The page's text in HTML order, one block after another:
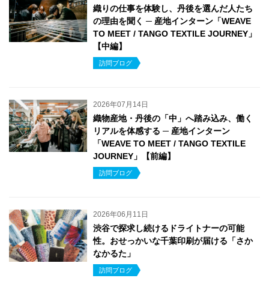
織りの仕事を体験し、丹後を選んだ人たち
の理由を聞く ─ 産地インターン「WEAVE
TO MEET / TANGO TEXTILE JOURNEY」
【中編】
訪問ブログ
2026年07月14日
織物産地・丹後の「中」へ踏み込み、働く
リアルを体感する ─ 産地インターン
「WEAVE TO MEET / TANGO TEXTILE
JOURNEY」【前編】
訪問ブログ
2026年06月11日
渋谷で探求し続けるドライトナーの可能
性。おせっかいな千葉印刷が届ける「さか
なかるた」
訪問ブログ